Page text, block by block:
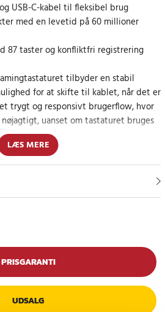
USB-C-kabel til fleksibel brug
med en levetid på 60 millioner
87 taster og konfliktfri registrering
tilbyder en stabil
for at skifte til kablet, når det er
trygt og responsivt brugerflow, hvor
uanset om tastaturet bruges
giver en tydelig taktil fornemmelse,
og rytme. Hver kontakt er designet
kommandoer. Det er især værdifuldt i
er afgørende for udfaldet.
et metalhus og dobbelte taster
kan modstå langvarig og intensiv
LÆS MERE
PRISGARANTI
UDSALG